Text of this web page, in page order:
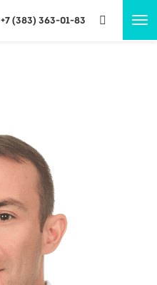
+7 (383) 363-01-83